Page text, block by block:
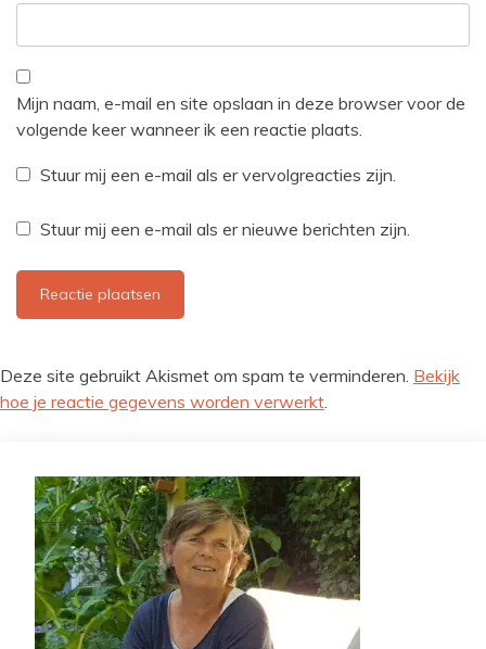
Mijn naam, e-mail en site opslaan in deze browser voor de
volgende keer wanneer ik een reactie plaats.
Stuur mij een e-mail als er vervolgreacties zijn.
Stuur mij een e-mail als er nieuwe berichten zijn.
Deze site gebruikt Akismet om spam te verminderen. Bekijk
hoe je reactie gegevens worden verwerkt